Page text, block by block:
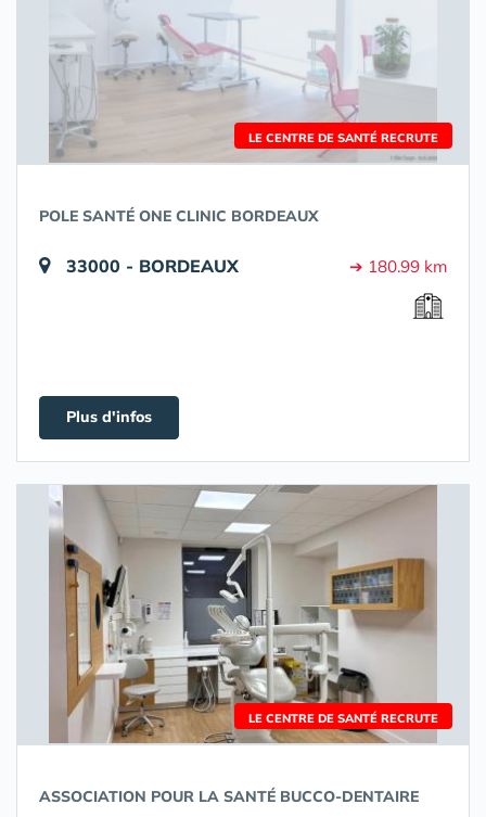
LE CENTRE DE SANTÉ RECRUTE
POLE SANTÉ ONE CLINIC BORDEAUX
33000 - BORDEAUX ➔ 180.99 km
Plus d'infos
LE CENTRE DE SANTÉ RECRUTE
ASSOCIATION POUR LA SANTÉ BUCCO-DENTAIRE